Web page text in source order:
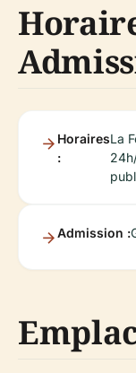
Horaires
:
La
Admission :